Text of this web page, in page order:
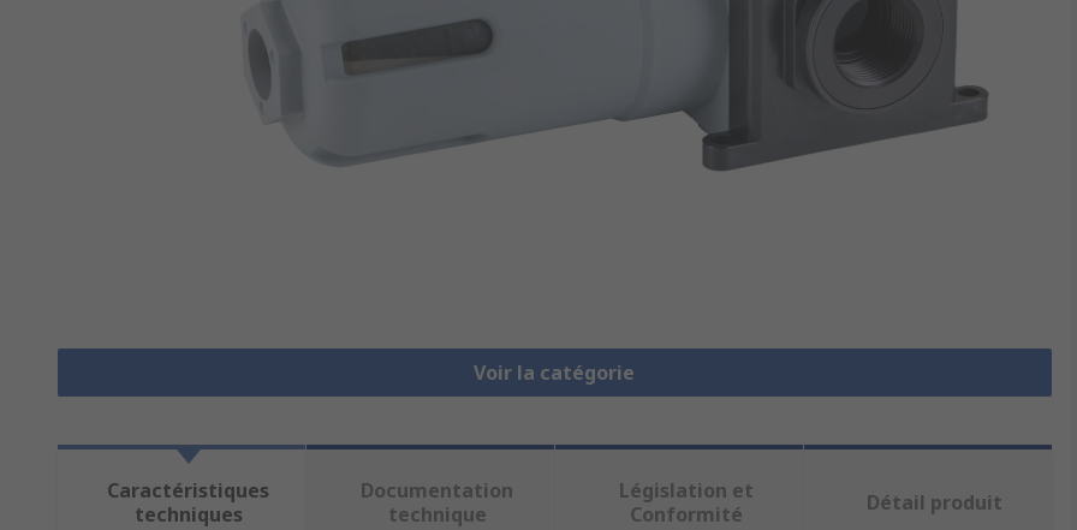
Voir la catégorie
Caractéristiques
techniques
Documentation
technique
Législation et
Conformité
Détail produit